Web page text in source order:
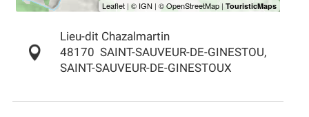
Lieu-dit Chazalmartin
48170 SAINT-SAUVEUR-DE-GINESTOU,
SAINT-SAUVEUR-DE-GINESTOUX